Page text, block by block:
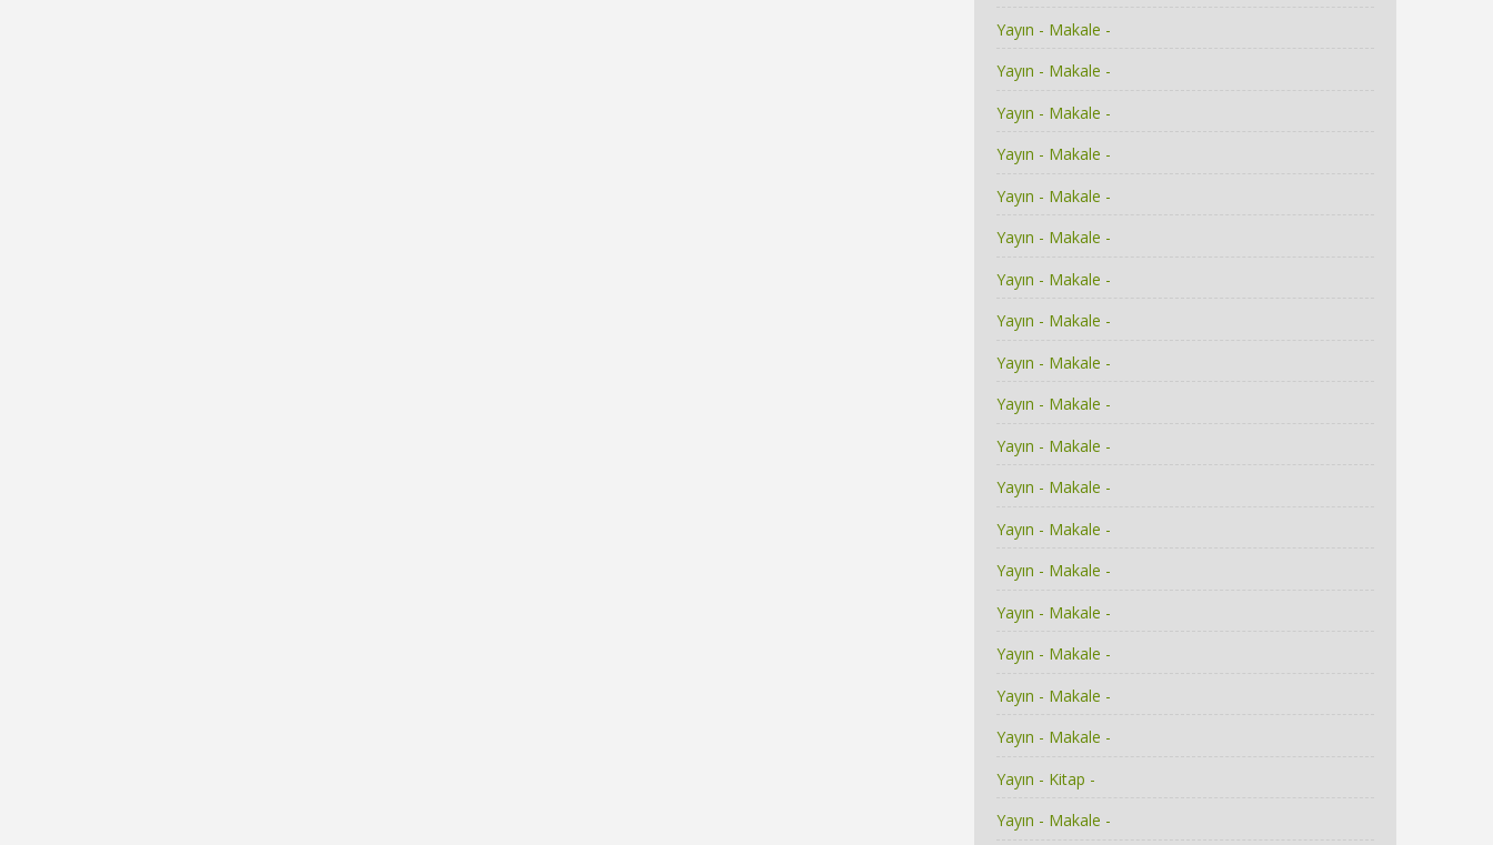
Yayın - Makale -
Yayın - Makale -
Yayın - Makale -
Yayın - Makale -
Yayın - Makale -
Yayın - Makale -
Yayın - Makale -
Yayın - Makale -
Yayın - Makale -
Yayın - Makale -
Yayın - Makale -
Yayın - Makale -
Yayın - Makale -
Yayın - Makale -
Yayın - Makale -
Yayın - Makale -
Yayın - Makale -
Yayın - Makale -
Yayın - Kitap -
Yayın - Makale -